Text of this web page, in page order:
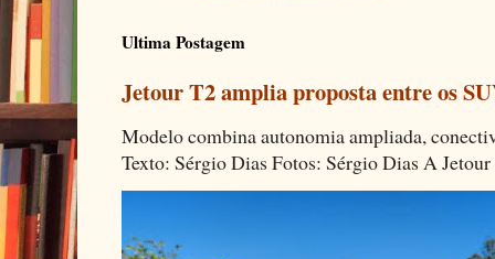
Ultima Postagem
Jetour T2 amplia proposta entre os
Modelo combina autonomia ampliada,
Texto: Sérgio Dias Fotos: Sérgio Dias A